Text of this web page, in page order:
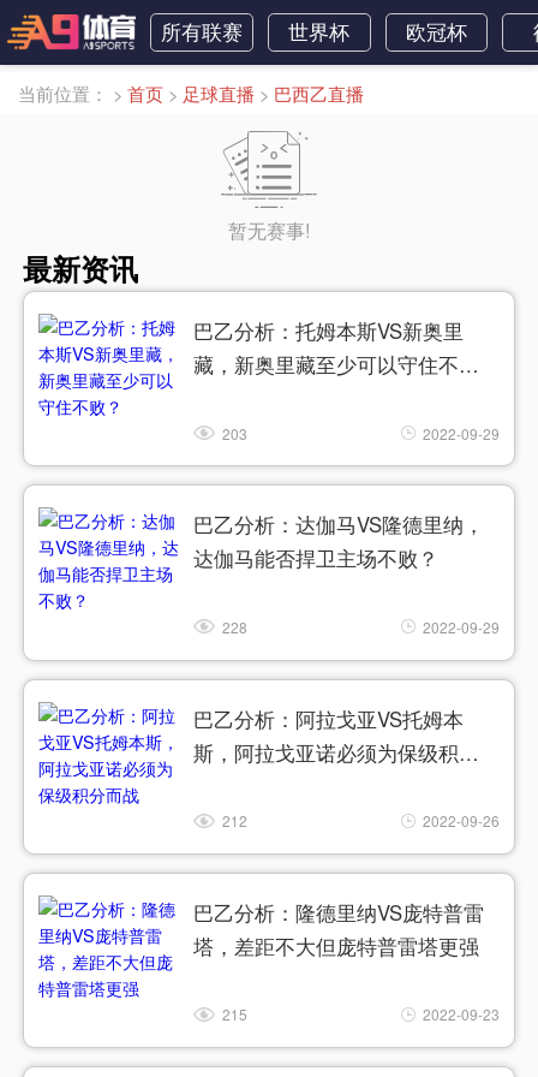
所有联赛 世界杯 欧冠杯
当前位置： > 首页 > 足球直播 > 巴西乙直播
暂无赛事!
最新资讯
巴乙分析：托姆本斯VS新奥里
藏，新奥里藏至少可以守住不
203 2022-09-29
巴乙分析：达伽马VS隆德里纳，
达伽马能否捍卫主场不败？
228 2022-09-29
巴乙分析：阿拉戈亚VS托姆本
斯，阿拉戈亚诺必须为保级积分
212 2022-09-26
巴乙分析：隆德里纳VS庞特普雷
塔，差距不大但庞特普雷塔更强
215 2022-09-23